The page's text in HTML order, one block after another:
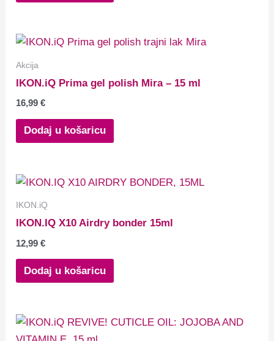
Akcija
IKON.iQ Prima gel polish Mira – 15 ml
16,99€
Dodaj u košaricu
IKON.iQ
IKON.IQ X10 Airdry bonder 15ml
12,99€
Dodaj u košaricu